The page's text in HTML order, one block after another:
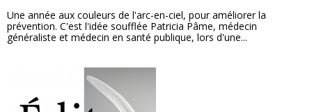
Une année aux couleurs de l'arc-en-ciel, pour améliorer la
prévention. C'est l'idée soufflée Patricia Pâme, médecin
généraliste et médecin en santé publique, lors d'une...